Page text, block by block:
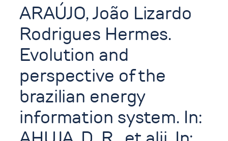
ARAÚJO, João Lizardo
Rodrigues Hermes.
Evolution and
perspective of the
brazilian energy
information system. In: